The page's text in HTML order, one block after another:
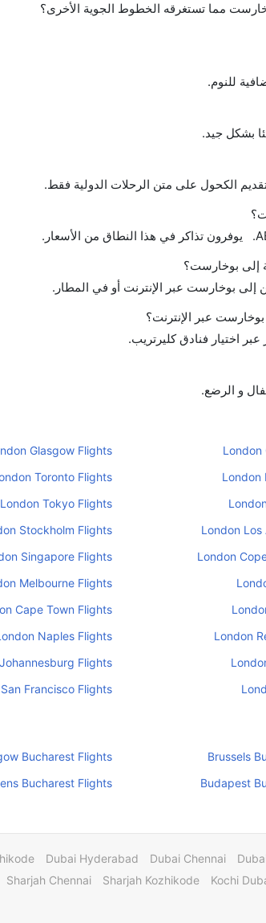
مما تستغرقه الخطوط الجوية الأخرى؟
للنوم.
بشكل جيد.
الكحول على متن الرحلات الدولية فقط.
إلى بوخارست؟
إلى بوخارست عبر الإنترنت أو في المطار.
عبر الإنترنت؟
اختيار فنادق كليرتريب.
و الرضع.
London
Glasgow Flights
London
Toronto Flights
London Tokyo Flights
London Los
Stockholm Flights
London
Singapore Flights
Melbourne Flights
Cape Town Flights
London
Naples Flights
Flights
Francisco Flights
Brussels
Bucharest Flights
Budapest
Bucharest Flights
Dubai Chennai
Dubai Hyderabad
Kochi
Sharjah Kozhikode
Sharjah Chennai